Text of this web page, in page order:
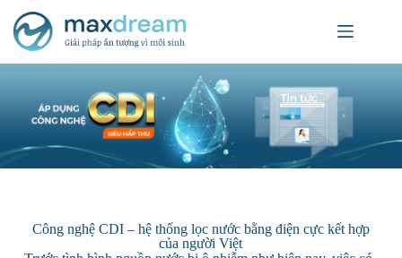
Công nghệ CDI – hệ thống lọc nước bằng điện cực kết hợp
của người Việt